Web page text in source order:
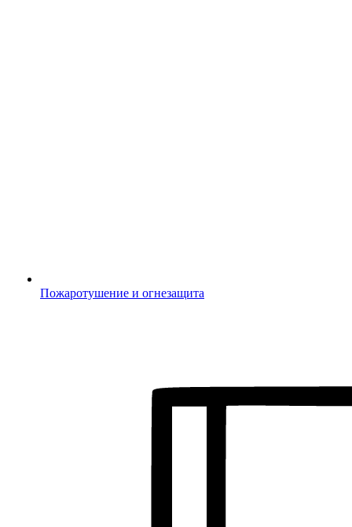
Пожаротушение и огнезащита